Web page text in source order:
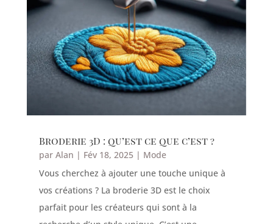
Broderie 3D : qu’est ce que c’est ?
par Alan | Fév 18, 2025| Mode
Vous cherchez à ajouter une touche unique à
vos créations ? La broderie 3D est le choix
parfait pour les créateurs qui sont à la